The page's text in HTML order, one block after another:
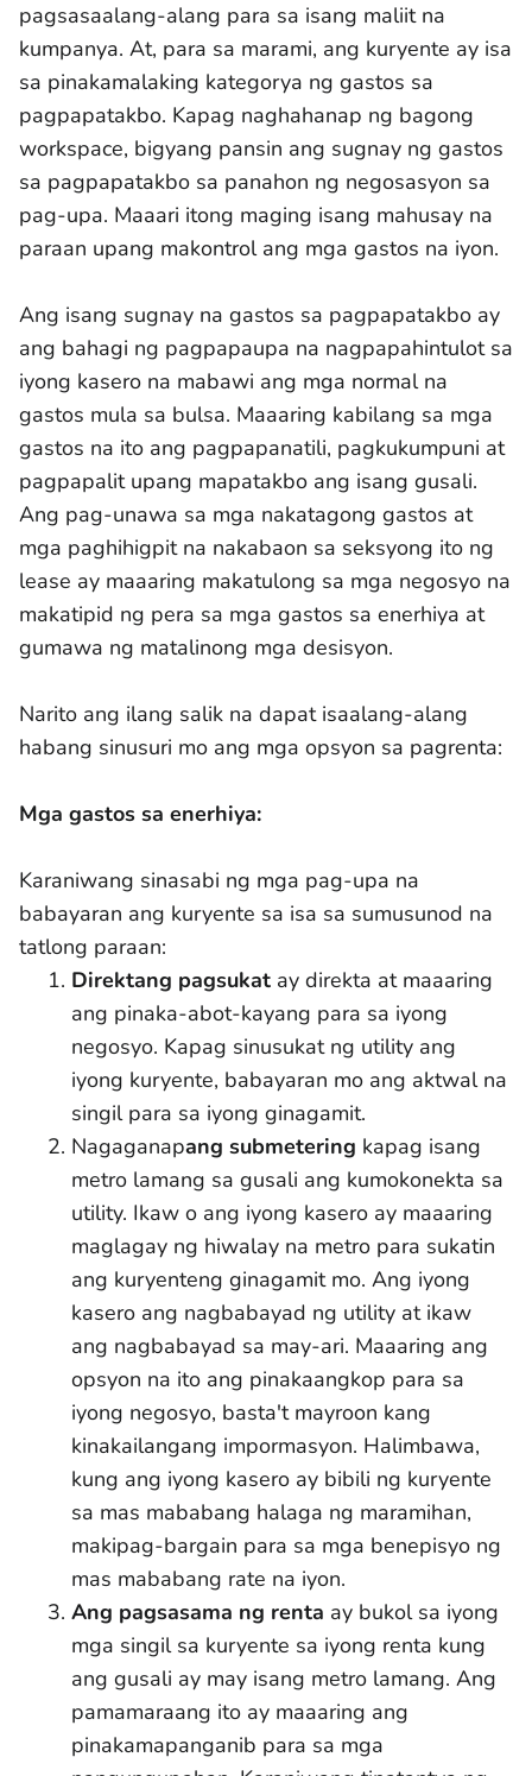
pagsasaalang-alang para sa isang maliit na
kumpanya. At, para sa marami, ang kuryente ay isa
sa pinakamalaking kategorya ng gastos sa
pagpapatakbo. Kapag naghahanap ng bagong
workspace, bigyang pansin ang sugnay ng gastos
sa pagpapatakbo sa panahon ng negosasyon sa
pag-upa. Maaari itong maging isang mahusay na
paraan upang makontrol ang mga gastos na iyon.
Ang isang sugnay na gastos sa pagpapatakbo ay
ang bahagi ng pagpapaupa na nagpapahintulot sa
iyong kasero na mabawi ang mga normal na
gastos mula sa bulsa. Maaaring kabilang sa mga
gastos na ito ang pagpapanatili, pagkukumpuni at
pagpapalit upang mapatakbo ang isang gusali.
Ang pag-unawa sa mga nakatagong gastos at
mga paghihigpit na nakabaon sa seksyong ito ng
lease ay maaaring makatulong sa mga negosyo na
makatipid ng pera sa mga gastos sa enerhiya at
gumawa ng matalinong mga desisyon.
Narito ang ilang salik na dapat isaalang-alang
habang sinusuri mo ang mga opsyon sa pagrenta:
Mga gastos sa enerhiya:
Karaniwang sinasabi ng mga pag-upa na
babayaran ang kuryente sa isa sa sumusunod na
tatlong paraan:
Direktang pagsukat ay direkta at maaaring
ang pinaka-abot-kayang para sa iyong
negosyo. Kapag sinusukat ng utility ang
iyong kuryente, babayaran mo ang aktwal na
singil para sa iyong ginagamit.
Nagaganapang submetering kapag isang
metro lamang sa gusali ang kumokonekta sa
utility. Ikaw o ang iyong kasero ay maaaring
maglagay ng hiwalay na metro para sukatin
ang kuryenteng ginagamit mo. Ang iyong
kasero ang nagbabayad ng utility at ikaw
ang nagbabayad sa may-ari. Maaaring ang
opsyon na ito ang pinakaangkop para sa
iyong negosyo, basta't mayroon kang
kinakailangang impormasyon. Halimbawa,
kung ang iyong kasero ay bibili ng kuryente
sa mas mababang halaga ng maramihan,
makipag-bargain para sa mga benepisyo ng
mas mababang rate na iyon.
Ang pagsasama ng renta ay bukol sa iyong
mga singil sa kuryente sa iyong renta kung
ang gusali ay may isang metro lamang. Ang
pamamaraang ito ay maaaring ang
pinakamapanganib para sa mga